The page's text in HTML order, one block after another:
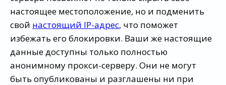
настоящее местоположение, но и подменить
свой настоящий IP-адрес, что поможет
избежать его блокировки. Ваши же настоящие
данные доступны только полностью
анонимному прокси-серверу. Они не могут
быть опубликованы и разглашены ни при